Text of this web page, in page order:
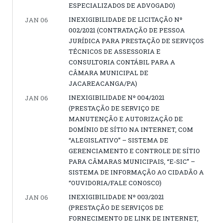
ESPECIALIZADOS DE ADVOGADO)
JAN 06
INEXIGIBILIDADE DE LICITAÇÃO Nº
002/2021 (CONTRATAÇÃO DE PESSOA
JURÍDICA PARA PRESTAÇÃO DE SERVIÇOS
TÉCNICOS DE ASSESSORIA E
CONSULTORIA CONTÁBIL PARA A
CÂMARA MUNICIPAL DE
JACAREACANGA/PA)
JAN 06
INEXIGIBILIDADE Nº 004/2021
(PRESTAÇÃO DE SERVIÇO DE
MANUTENÇÃO E AUTORIZAÇÃO DE
DOMÍNIO DE SÍTIO NA INTERNET, COM
“ALEGISLATIVO” – SISTEMA DE
GERENCIAMENTO E CONTROLE DE SÍTIO
PARA CÂMARAS MUNICIPAIS, “E-SIC” –
SISTEMA DE INFORMAÇÃO AO CIDADÃO A
“OUVIDORIA/FALE CONOSCO)
JAN 06
INEXIGIBILIDADE Nº 003/2021
(PRESTAÇÃO DE SERVIÇOS DE
FORNECIMENTO DE LINK DE INTERNET,